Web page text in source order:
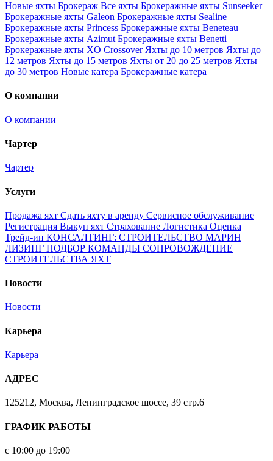
Новые яхты Брокераж Все яхты Брокеражные яхты Sunseeker
Брокеражные яхты Galeon Брокеражные яхты Sealine
Брокеражные яхты Princess Брокеражные яхты Beneteau
Брокеражные яхты Azimut Брокеражные яхты Benetti
Брокеражные яхты XO Crossover Яхты до 10 метров Яхты до
12 метров Яхты до 15 метров Яхты от 20 до 25 метров Яхты
до 30 метров Новые катера Брокеражные катера
О компании
О компании
Чартер
Чартер
Услуги
Продажа яхт Сдать яхту в аренду Сервисное обслуживание
Регистрация Выкуп яхт Страхование Логистика Оценка
Трейд-ин КОНСАЛТИНГ: СТРОИТЕЛЬСТВО МАРИН
ЛИЗИНГ ПОДБОР КОМАНДЫ СОПРОВОЖДЕНИЕ
СТРОИТЕЛЬСТВА ЯХТ
Новости
Новости
Карьера
Карьера
АДРЕС
125212, Москва, Ленинградское шоссе, 39 стр.6
ГРАФИК РАБОТЫ
с 10:00 до 19:00